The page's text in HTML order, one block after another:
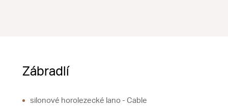
Zábradlí
silonové horolezecké lano - Cable